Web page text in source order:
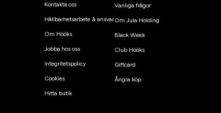
Kontakta oss
Hållbarhetsarbete & ansvar
Om Hööks
Jobba hos oss
Integritetspolicy
Cookies
Hitta butik
Vanliga frågor
Om Jula Holding
Black Week
Club Hööks
Giftcard
Ångra köp